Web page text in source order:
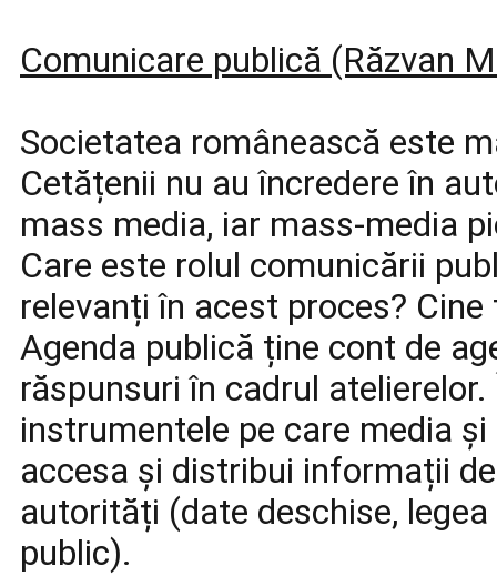
Comunicare publică (Răzvan
Societatea românească este
Cetățenii nu au încredere în
mass media, iar mass-media
Care este rolul comunicării
relevanți în acest proces?
Agenda publică ține cont de
răspunsuri în cadrul
instrumentele pe care media
accesa și distribui informații
autorități (date deschise,
public).